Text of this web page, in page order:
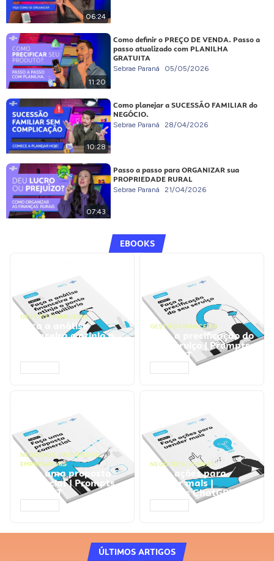
06:24
11:20
Como definir o PREÇO DE VENDA. Passo a
passo atualizado com PLANILHA
GRATUITA
Sebrae Paraná 05/05/2026
10:28
Como planejar a SUCESSÃO FAMILIAR do
NEGÓCIO.
Sebrae Paraná 28/04/2026
07:43
Passo a passo para ORGANIZAR sua
PROPRIEDADE RURAL
Sebrae Paraná 21/04/2026
EBOOKS
GESTÃO FINANCEIRA
Faça a análise
financeira e atinja o
GESTÃO FINANCEIRA
Faça a precificação do
seu serviço | Prompts
ChatGPT
NEGÓCIOS, PROCESSOS
EMPRESARIAIS
Faça uma proposta
comercial | Prompts
ChatGPT
NEGÓCIOS, VENDAS
Faça ações para
vender mais |
Prompts ChatGPT
ÚLTIMOS ARTIGOS